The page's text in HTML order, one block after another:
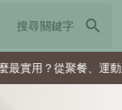
search
實用？從聚餐、運動